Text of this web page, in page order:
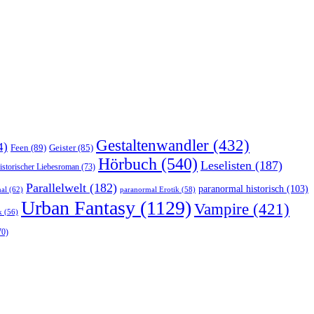
Feen (89) Geister(85) Gestaltenwandler (432)
Liebesroman (73) Hörbuch (540) Leselisten (187)
(62) Parallelwelt (182) paranormal Erotik (58) paranormal historisch (103)
(56) Urban Fantasy (1129) Vampire (421)